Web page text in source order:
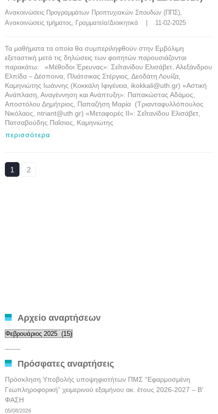
Ανακοινώσεις Προγραμμάτων Προπτυχιακών Σπουδών (ΠΠΣ)
Ανακοινώσεις τμήματος, Γραμματεία/Διοικητικά
    |    11-02-2025
Τα μαθήματα τα οποία θα συμπεριληφθούν στην Εμβόλιμη
εξεταστική μετά τις δηλώσεις των φοιτητών παρουσιάζονται
παρακάτω: «Μέθοδοι Έρευνας»: Σεΐτανίδου Ελισάβετ, Αλεξάνδρου
Ελπίδα – Δέσποινα, Πλιάτσικας Στέργιος, Δεοδάτη Λουίζα,
Καμηνιώτης Ιωάννης (Κοκκάλη Ιφιγένεια, ikokkali@uth.gr) «Αστική
Ανάπλαση, Αναγέννηση και Ανάπτυξη»: Παπακώστας Αδάμος,
Αποστόλου Δημήτριος, Παπαζήση Μαρία (Τριανταφυλλόπουλος
Νικόλαος, ntriant@uth.gr) «Μεταφορές ΙΙ»: Σεΐτανίδου Ελισάβετ,
Πατσαβούδης Παΐσιος, Καμηνιώτης
περισσότερα
1 2
Αρχείο αναρτήσεων
Αρχείο
Πρόσφατες αναρτήσεις
Πρόσκληση Υποβολής υποψηφιοτήτων ΠΜΣ “Εφαρμοσμένη
Γεωπληροφορική” χειμερινού εξαμήνου ακ. έτους 2026-2027 – Β’
ΦΑΣΗ
05/08/2026